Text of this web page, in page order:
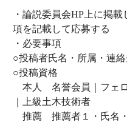
・論説委員会HP上に掲載
項を記載して応募する
・必要事項
○投稿者氏名・所属・連絡
○投稿資格
本人 名誉会員｜フェ
｜上級土木技術者
推薦 推薦者１・氏名